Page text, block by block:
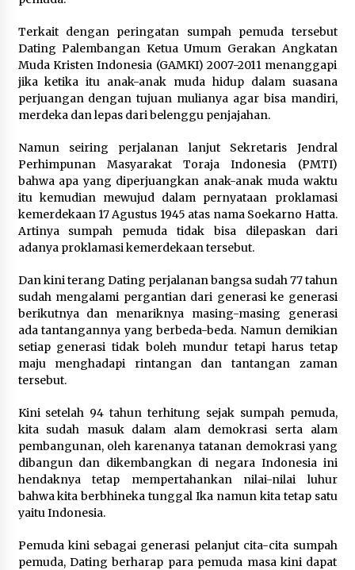
Terkait dengan peringatan sumpah pemuda tersebut
Dating Palembangan Ketua Umum Gerakan Angkatan
Muda Kristen Indonesia (GAMKI) 2007-2011 menanggapi
jika ketika itu anak-anak muda hidup dalam suasana
perjuangan dengan tujuan mulianya agar bisa mandiri,
merdeka dan lepas dari belenggu penjajahan.
Namun seiring perjalanan lanjut Sekretaris Jendral
Perhimpunan Masyarakat Toraja Indonesia (PMTI)
bahwa apa yang diperjuangkan anak-anak muda waktu
itu kemudian mewujud dalam pernyataan proklamasi
kemerdekaan 17 Agustus 1945 atas nama Soekarno Hatta.
Artinya sumpah pemuda tidak bisa dilepaskan dari
adanya proklamasi kemerdekaan tersebut.
Dan kini terang Dating perjalanan bangsa sudah 77 tahun
sudah mengalami pergantian dari generasi ke generasi
berikutnya dan menariknya masing-masing generasi
ada tantangannya yang berbeda-beda. Namun demikian
setiap generasi tidak boleh mundur tetapi harus tetap
maju menghadapi rintangan dan tantangan zaman
tersebut.
Kini setelah 94 tahun terhitung sejak sumpah pemuda,
kita sudah masuk dalam alam demokrasi serta alam
pembangunan, oleh karenanya tatanan demokrasi yang
dibangun dan dikembangkan di negara Indonesia ini
hendaknya tetap mempertahankan nilai-nilai luhur
bahwa kita berbhineka tunggal Ika namun kita tetap satu
yaitu Indonesia.
Pemuda kini sebagai generasi pelanjut cita-cita sumpah
pemuda, Dating berharap para pemuda masa kini dapat